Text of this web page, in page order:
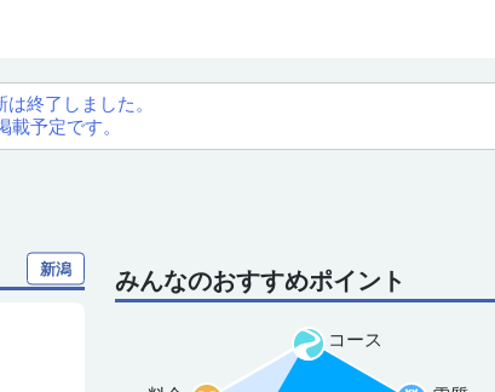
終了しました。
予定です。
新潟 みんなのおすすめポイント
コース